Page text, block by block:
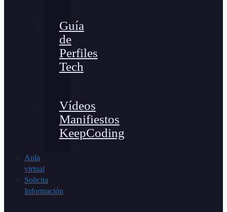
Guía
de
Perfiles
Tech
Vídeos
Manifiestos
KeepCoding
Aula
virtual
Solicita
Información